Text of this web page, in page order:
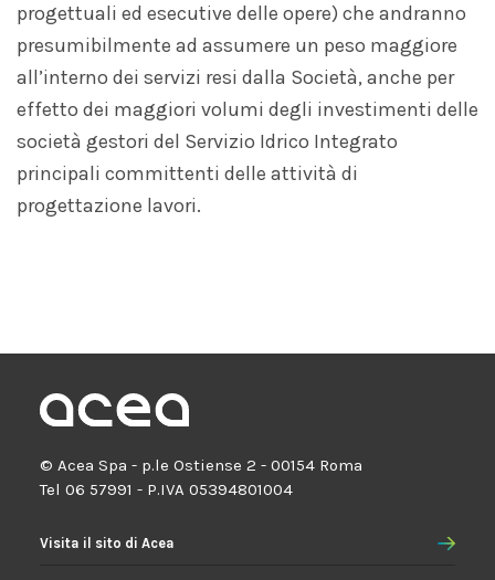
progettuali ed esecutive delle opere) che andranno
presumibilmente ad assumere un peso maggiore
all’interno dei servizi resi dalla Società, anche per
effetto dei maggiori volumi degli investimenti delle
società gestori del Servizio Idrico Integrato
principali committenti delle attività di
progettazione lavori.
© Acea Spa - p.le Ostiense 2 - 00154 Roma
Tel 06 57991 - P.IVA 05394801004
Visita il sito di Acea